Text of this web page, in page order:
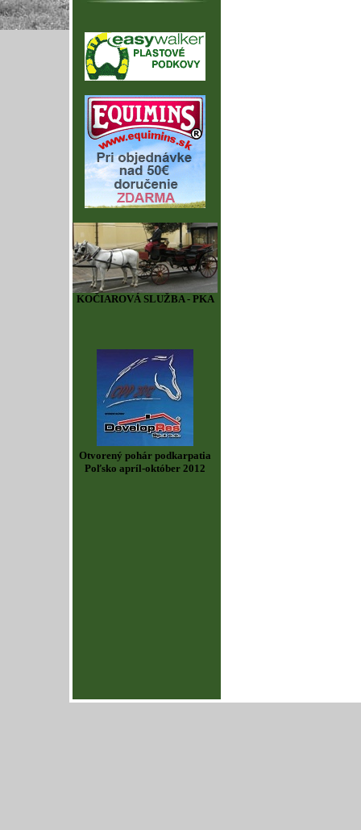
KOČIAROVÁ SLUŽBA - PKA
Otvorený pohár podkarpatia
Poľsko apríl-október 2012